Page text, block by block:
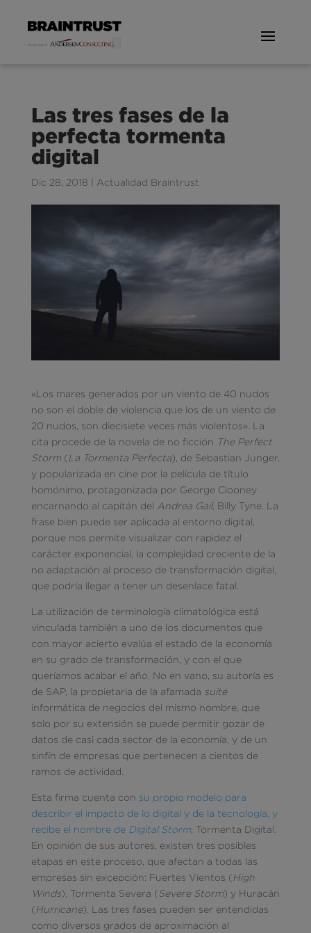
Las tres fases de la
perfecta tormenta
digital
Dic 28, 2018 Actualidad Braintrust
«Los mares generados por un viento de 40 nudos
no son el doble de violencia que los de un viento de
20 nudos, son diecisiete veces más violentos». La
cita procede de la novela de no ficción The Perfect
Storm( La Tormenta Perfecta), de Sebastian Junger,
y popularizada en cine por la película de título
homónimo, protagonizada por George Clooney
encarnando al capitán del Andrea Gail, Billy Tyne. La
frase bien puede ser aplicada al entorno digital,
porque nos permite visualizar con rapidez el
carácter exponencial, la complejidad creciente de la
no adaptación al proceso de transformación digital,
que podría llegar a tener un desenlace fatal.
La utilización de terminología climatológica está
vinculada también a uno de los documentos que
con mayor acierto evalúa el estado de la economía
en su grado de transformación, y con el que
queríamos acabar el año. No en vano, su autoría es
de SAP, la propietaria de la afamada suite
informática de negocios del mismo nombre, que
solo por su extensión se puede permitir gozar de
datos de casi cada sector de la economía, y de un
sinfín de empresas que pertenecen a cientos de
ramos de actividad.
Esta firma cuenta con su propio modelo para
describir el impacto de lo digital y de la tecnología, y
recibe el nombre de Digital Storm, Tormenta Digital.
En opinión de sus autores, existen tres posibles
etapas en este proceso, que afectan a todas las
empresas sin excepción: Fuertes Vientos ( High
Winds), Tormenta Severa (Severe Storm) y Huracán
( Hurricane). Las tres fases pueden ser entendidas
como diversos grados de aproximación al